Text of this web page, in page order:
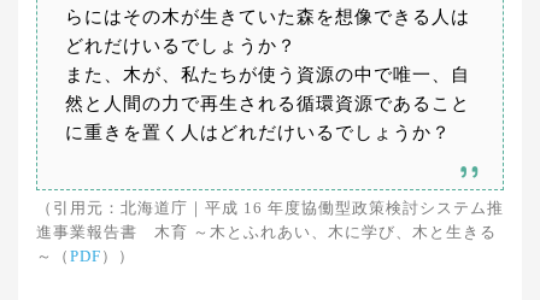
らにはその木が生きていた森を想像できる人は
どれだけいるでしょうか？
また、木が、私たちが使う資源の中で唯一、自
然と人間の力で再生される循環資源であること
に重きを置く人はどれだけいるでしょうか？
（引用元：北海道庁｜平成 16 年度協働型政策検討システム推
進事業報告書 木育 ～木とふれあい、木に学び、木と生きる
～（ PDF ））